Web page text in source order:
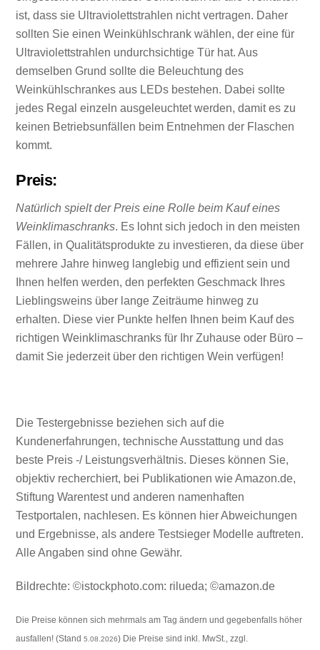
ist, dass sie Ultraviolettstrahlen nicht vertragen. Daher
sollten Sie einen Weinkühlschrank wählen, der eine für
Ultraviolettstrahlen undurchsichtige Tür hat. Aus
demselben Grund sollte die Beleuchtung des
Weinkühlschrankes aus LEDs bestehen. Dabei sollte
jedes Regal einzeln ausgeleuchtet werden, damit es zu
keinen Betriebsunfällen beim Entnehmen der Flaschen
kommt.
Preis:
Natürlich spielt der Preis eine Rolle beim Kauf eines
Weinklimaschranks. Es lohnt sich jedoch in den meisten
Fällen, in Qualitätsprodukte zu investieren, da diese über
mehrere Jahre hinweg langlebig und effizient sein und
Ihnen helfen werden, den perfekten Geschmack Ihres
Lieblingsweins über lange Zeiträume hinweg zu
erhalten. Diese vier Punkte helfen Ihnen beim Kauf des
richtigen Weinklimaschranks für Ihr Zuhause oder Büro –
damit Sie jederzeit über den richtigen Wein verfügen!
Die Testergebnisse beziehen sich auf die
Kundenerfahrungen, technische Ausstattung und das
beste Preis -/ Leistungsverhältnis. Dieses können Sie,
objektiv recherchiert, bei Publikationen wie Amazon.de,
Stiftung Warentest und anderen namenhaften
Testportalen, nachlesen. Es können hier Abweichungen
und Ergebnisse, als andere Testsieger Modelle auftreten.
Alle Angaben sind ohne Gewähr.
Bildrechte: ©istockphoto.com: rilueda; ©amazon.de
Die Preise können sich mehrmals am Tag ändern und gegebenfalls höher
ausfallen! (Stand5.08.2026) Die Preise sind inkl. MwSt., zzgl.